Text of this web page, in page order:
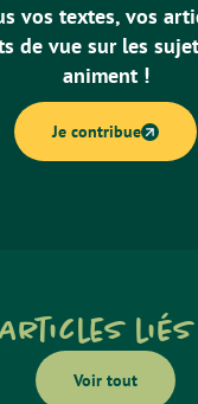
vos textes, vos
de vue sur les
animent !
Je contribue
Articles liés
Voir tout